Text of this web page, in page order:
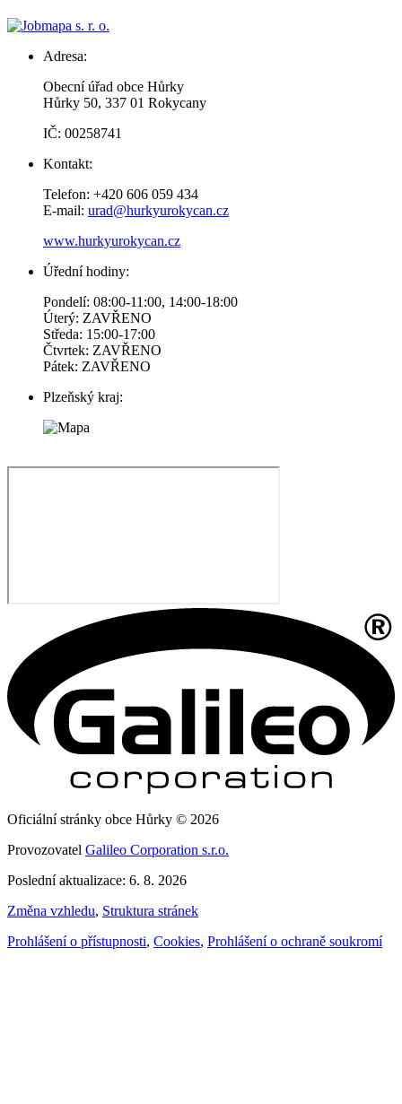
Adresa:
Obecní úřad obce Hůrky
Hůrky 50, 337 01 Rokycany
IČ: 00258741
Kontakt:
Telefon: +420 606 059 434
E-mail: urad@hurkyurokycan.cz
www.hurkyurokycan.cz
Úřední hodiny:
Pondelí: 08:00-11:00, 14:00-18:00
Úterý: ZAVŘENO
Středa: 15:00-17:00
Čtvrtek: ZAVŘENO
Pátek: ZAVŘENO
Plzeňský kraj:
Oficiální stránky obce Hůrky © 2026
Provozovatel Galileo Corporation s.r.o.
Poslední aktualizace: 6. 8. 2026
Změna vzhledu, Struktura stránek
Prohlášení o přístupnosti, Cookies, Prohlášení o ochraně soukromí